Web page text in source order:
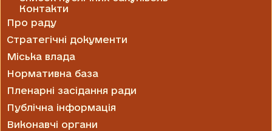
Контакти
Про раду
Стратегічні документи
Міська влада
Нормативна база
Пленарні засідання ради
Публічна інформація
Виконавчі органи